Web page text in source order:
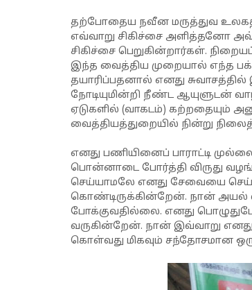
தற்போதைய நவீன மருத்துவ
எவ்வாறு சிகிச்சை அளித்தனோ
சிகிச்சை பெறுகின்றார்கள்.
இந்த வைத்திய முறையால் எந்த
தயாரிப்பதனால் எனது
நோடியுமின்றி நீண்ட ஆயுளுடன்
ஏடுகளில் (வாகடம்) கற்றதையும்
வைத்தியத்துறையில் நின்று
எனது பணியினைப் பாராட்டி
பொன்னாடை போர்த்தி விருது
செய்யாமலே எனது சேவையை
கொண்டிருக்கின்றேன். நான் அயல்
போக்குவதில்லை. எனது
வருகின்றேன். நான் இவ்வாறு
கொள்வது மிகவும் சந்தோசமான ஒரு